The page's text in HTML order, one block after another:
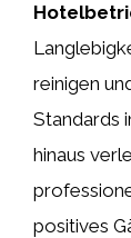
reinigen
Standards
hinaus
positives